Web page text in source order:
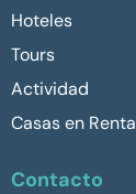
Hoteles
Tours
Actividad
Casas en Renta
Contacto